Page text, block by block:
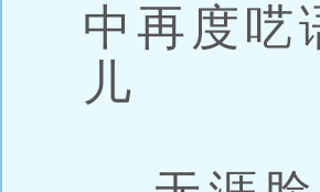
中再度呓
儿